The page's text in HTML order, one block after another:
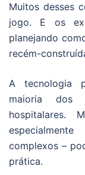
Muitos desses
jogo. E os
planejando
recém-
A tecnologia
maioria dos
hospitalares.
complexos –
prática.